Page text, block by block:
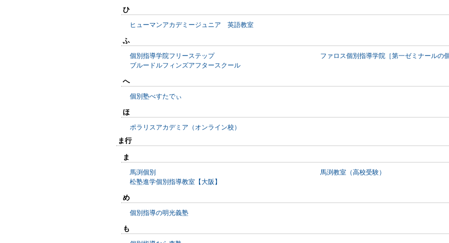
ひ
ヒューマンアカデミージュニア 英語教室
ふ
個別指導学院フリーステップ
ファロス個別指導学院［第一ゼミナールの
ブルードルフィンズアフタースクール
へ
個別塾べすたでぃ
ほ
ポラリスアカデミア（オンライン校）
ま行
ま
馬渕個別
馬渕教室（高校受験）
松塾進学個別指導教室【大阪】
め
個別指導の明光義塾
も